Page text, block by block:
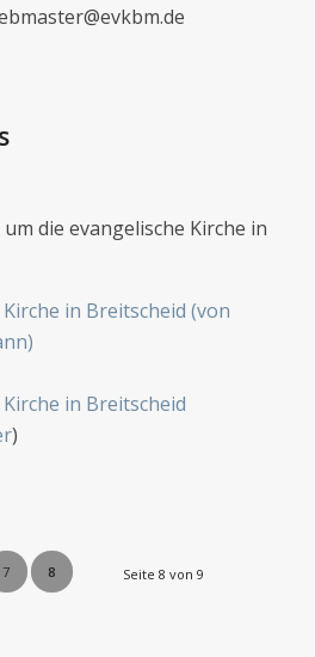
die evangelische Kirche in
in Breitscheid (von
in Breitscheid
)
Seite 8 von 9
7 8